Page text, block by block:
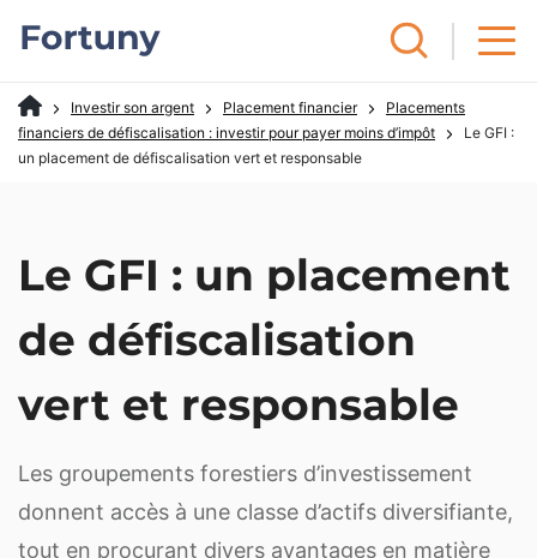
Investir son argent Placement financier
Placements
financiers de défiscalisation : investir pour payer moins d’impôt
Le GFI :
un placement de défiscalisation vert et responsable
Le GFI : un placement
de défiscalisation
vert et responsable
Les groupements forestiers d’investissement
donnent accès à une classe d’actifs diversifiante,
tout en procurant divers avantages en matière